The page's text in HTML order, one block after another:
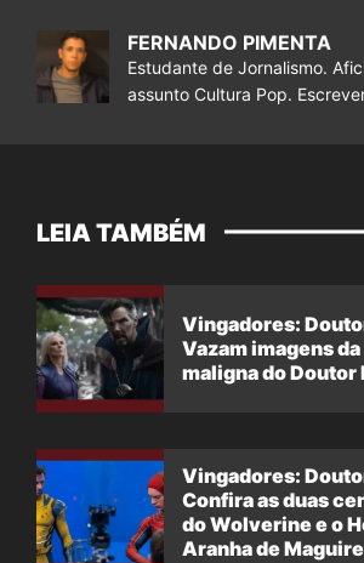
FERNANDO PIMENTA
Estudante de Jornalismo.
assunto Cultura Pop.
LEIA TAMBÉM
Vingadores:
Vazam imagens
maligna do Doutor
Vingadores:
Confira as duas
do Wolverine e o
Aranha de Maguire